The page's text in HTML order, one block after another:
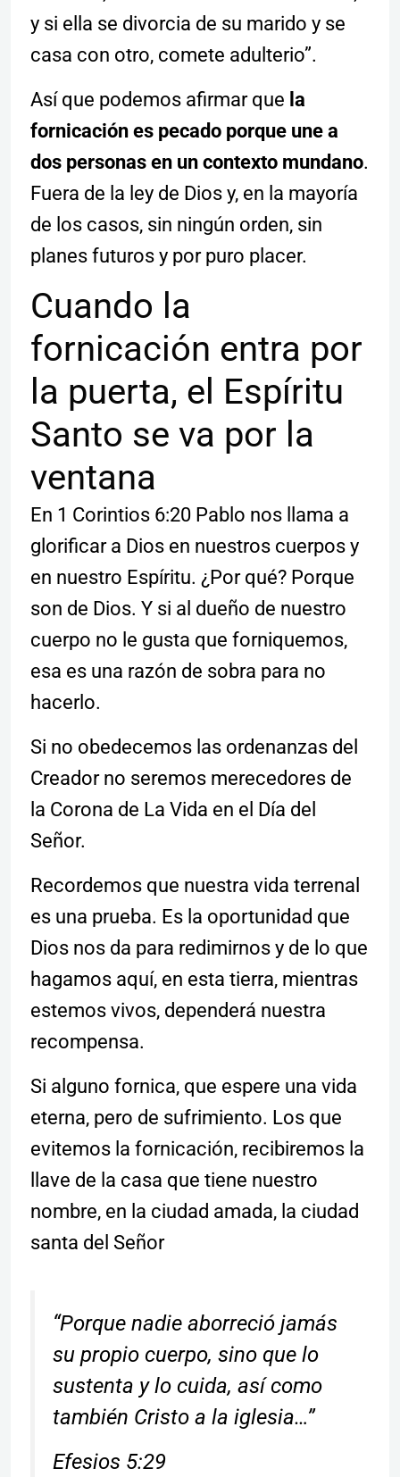
y si ella se divorcia de su marido y se
casa con otro, comete adulterio”.
Así que podemos afirmar que la
fornicación es pecado porque une a
dos personas en un contexto mundano.
Fuera de la ley de Dios y, en la mayoría
de los casos, sin ningún orden, sin
planes futuros y por puro placer.
Cuando la
fornicación entra por
la puerta, el Espíritu
Santo se va por la
ventana
En 1 Corintios 6:20 Pablo nos llama a
glorificar a Dios en nuestros cuerpos y
en nuestro Espíritu. ¿Por qué? Porque
son de Dios. Y si al dueño de nuestro
cuerpo no le gusta que forniquemos,
esa es una razón de sobra para no
hacerlo.
Si no obedecemos las ordenanzas del
Creador no seremos merecedores de
la Corona de La Vida en el Día del
Señor.
Recordemos que nuestra vida terrenal
es una prueba. Es la oportunidad que
Dios nos da para redimirnos y de lo que
hagamos aquí, en esta tierra, mientras
estemos vivos, dependerá nuestra
recompensa.
Si alguno fornica, que espere una vida
eterna, pero de sufrimiento. Los que
evitemos la fornicación, recibiremos la
llave de la casa que tiene nuestro
nombre, en la ciudad amada, la ciudad
santa del Señor
“Porque nadie aborreció jamás
su propio cuerpo, sino que lo
sustenta y lo cuida, así como
también Cristo a la iglesia…”
Efesios 5:29